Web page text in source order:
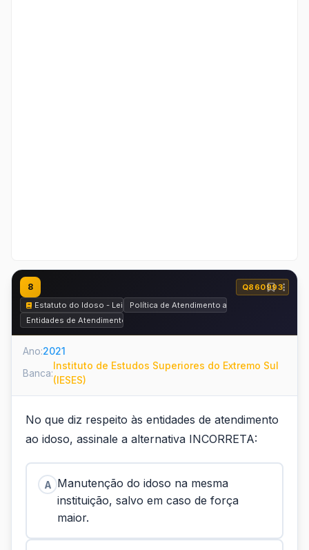
8
Q860993
Estatuto do Idoso - Lei nº 10.741 de 2003Política de Atendimento ao Idoso
Entidades de Atendimento ao Idoso
Ano:2021
Banca:
Instituto de Estudos Superiores do Extremo Sul
(IESES)
No que diz respeito às entidades de atendimento
ao idoso, assinale a alternativa INCORRETA:
A Manutenção do idoso na mesma
instituição, salvo em caso de força
maior.